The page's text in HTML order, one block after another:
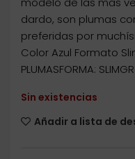
dardo, son plumas
preferidas por
Color Azul Formato
PLUMASFORMA:
Sin existencias
Añadir a lista de